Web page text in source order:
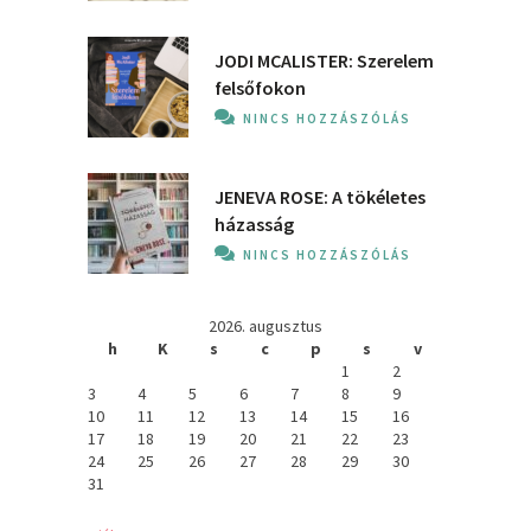
JODI MCALISTER: Szerelem
felsőfokon
NINCS HOZZÁSZÓLÁS
JENEVA ROSE: A ​tökéletes
házasság
NINCS HOZZÁSZÓLÁS
2026. augusztus
h
K s c p s
v
1
2
3
4 5 6 7 8
9
10
11 12 13 14 15
16
17
18 19 20 21 22
23
24
25 26 27 28 29
30
31